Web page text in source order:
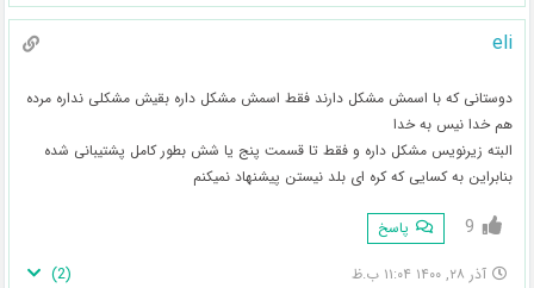
eli
دوستانی که با اسمش مشکل دارند فقط اسمش مشکل داره بقیش مشکلی نداره مرده
هم خدا نیس به خدا
البته زیرنویس مشکل داره و فقط تا قسمت پنج یا شش بطور کامل پشتیبانی شده
بنابراین به کسایی که کره ای بلد نیستن پیشنهاد نمیکنم
9 پاسخ
آذر ۲۸, ۱۴۰۰ ۱۱:۰۴ ب.ظ (
2
)